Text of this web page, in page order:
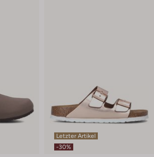
Letzter Artikel
-30%